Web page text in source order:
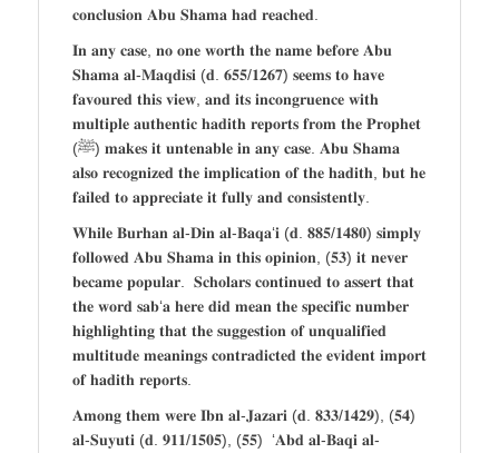
𝐜𝐨𝐧𝐜𝐥𝐮𝐬𝐢𝐨𝐧 𝐀𝐛𝐮 𝐒𝐡𝐚𝐦𝐚 𝐡𝐚𝐝 𝐫𝐞𝐚𝐜𝐡𝐞𝐝.
𝐈𝐧 𝐚𝐧𝐲 𝐜𝐚𝐬𝐞, 𝐧𝐨 𝐨𝐧𝐞 𝐰𝐨𝐫𝐭𝐡 𝐭𝐡𝐞 𝐧𝐚𝐦𝐞 𝐛𝐞𝐟𝐨𝐫𝐞 𝐀𝐛𝐮
𝐒𝐡𝐚𝐦𝐚 𝐚𝐥-𝐌𝐚𝐪𝐝𝐢𝐬𝐢 (𝐝. 𝟔𝟓𝟓/𝟏𝟐𝟔𝟕) 𝐬𝐞𝐞𝐦𝐬 𝐭𝐨 𝐡𝐚𝐯𝐞
𝐟𝐚𝐯𝐨𝐮𝐫𝐞𝐝 𝐭𝐡𝐢𝐬 𝐯𝐢𝐞𝐰, 𝐚𝐧𝐝 𝐢𝐭𝐬 𝐢𝐧𝐜𝐨𝐧𝐠𝐫𝐮𝐞𝐧𝐜𝐞 𝐰𝐢𝐭𝐡
𝐦𝐮𝐥𝐭𝐢𝐩𝐥𝐞 𝐚𝐮𝐭𝐡𝐞𝐧𝐭𝐢𝐜 𝐡𝐚𝐝𝐢𝐭𝐡 𝐫𝐞𝐩𝐨𝐫𝐭𝐬 𝐟𝐫𝐨𝐦 𝐭𝐡𝐞 𝐏𝐫𝐨𝐩𝐡𝐞𝐭
(ﷺ) 𝐦𝐚𝐤𝐞𝐬 𝐢𝐭 𝐮𝐧𝐭𝐞𝐧𝐚𝐛𝐥𝐞 𝐢𝐧 𝐚𝐧𝐲 𝐜𝐚𝐬𝐞. 𝐀𝐛𝐮 𝐒𝐡𝐚𝐦𝐚
𝐚𝐥𝐬𝐨 𝐫𝐞𝐜𝐨𝐠𝐧𝐢𝐳𝐞𝐝 𝐭𝐡𝐞 𝐢𝐦𝐩𝐥𝐢𝐜𝐚𝐭𝐢𝐨𝐧 𝐨𝐟 𝐭𝐡𝐞 𝐡𝐚𝐝𝐢𝐭𝐡, 𝐛𝐮𝐭 𝐡𝐞
𝐟𝐚𝐢𝐥𝐞𝐝 𝐭𝐨 𝐚𝐩𝐩𝐫𝐞𝐜𝐢𝐚𝐭𝐞 𝐢𝐭 𝐟𝐮𝐥𝐥𝐲 𝐚𝐧𝐝 𝐜𝐨𝐧𝐬𝐢𝐬𝐭𝐞𝐧𝐭𝐥𝐲.
𝐖𝐡𝐢𝐥𝐞 𝐁𝐮𝐫𝐡𝐚𝐧 𝐚𝐥-𝐃𝐢𝐧 𝐚𝐥-𝐁𝐚𝐪𝐚‘𝐢 (𝐝. 𝟖𝟖𝟓/𝟏𝟒𝟖𝟎) 𝐬𝐢𝐦𝐩𝐥𝐲
𝐟𝐨𝐥𝐥𝐨𝐰𝐞𝐝 𝐀𝐛𝐮 𝐒𝐡𝐚𝐦𝐚 𝐢𝐧 𝐭𝐡𝐢𝐬 𝐨𝐩𝐢𝐧𝐢𝐨𝐧, (𝟓𝟑) 𝐢𝐭 𝐧𝐞𝐯𝐞𝐫
𝐛𝐞𝐜𝐚𝐦𝐞 𝐩𝐨𝐩𝐮𝐥𝐚𝐫. 𝐒𝐜𝐡𝐨𝐥𝐚𝐫𝐬 𝐜𝐨𝐧𝐭𝐢𝐧𝐮𝐞𝐝 𝐭𝐨 𝐚𝐬𝐬𝐞𝐫𝐭 𝐭𝐡𝐚𝐭
𝐭𝐡𝐞 𝐰𝐨𝐫𝐝 𝐬𝐚𝐛‘𝐚 𝐡𝐞𝐫𝐞 𝐝𝐢𝐝 𝐦𝐞𝐚𝐧 𝐭𝐡𝐞 𝐬𝐩𝐞𝐜𝐢𝐟𝐢𝐜 𝐧𝐮𝐦𝐛𝐞𝐫
𝐡𝐢𝐠𝐡𝐥𝐢𝐠𝐡𝐭𝐢𝐧𝐠 𝐭𝐡𝐚𝐭 𝐭𝐡𝐞 𝐬𝐮𝐠𝐠𝐞𝐬𝐭𝐢𝐨𝐧 𝐨𝐟 𝐮𝐧𝐪𝐮𝐚𝐥𝐢𝐟𝐢𝐞𝐝
𝐦𝐮𝐥𝐭𝐢𝐭𝐮𝐝𝐞 𝐦𝐞𝐚𝐧𝐢𝐧𝐠𝐬 𝐜𝐨𝐧𝐭𝐫𝐚𝐝𝐢𝐜𝐭𝐞𝐝 𝐭𝐡𝐞 𝐞𝐯𝐢𝐝𝐞𝐧𝐭 𝐢𝐦𝐩𝐨𝐫𝐭
𝐨𝐟 𝐡𝐚𝐝𝐢𝐭𝐡 𝐫𝐞𝐩𝐨𝐫𝐭𝐬.
𝐀𝐦𝐨𝐧𝐠 𝐭𝐡𝐞𝐦 𝐰𝐞𝐫𝐞 𝐈𝐛𝐧 𝐚𝐥-𝐉𝐚𝐳𝐚𝐫𝐢 (𝐝. 𝟖𝟑𝟑/𝟏𝟒𝟐𝟗), (𝟓𝟒)
𝐚𝐥-𝐒𝐮𝐲𝐮𝐭𝐢 (𝐝. 𝟗𝟏𝟏/𝟏𝟓𝟎𝟓), (𝟓𝟓) ‘𝐀𝐛𝐝 𝐚𝐥-𝐁𝐚𝐪𝐢 𝐚𝐥-